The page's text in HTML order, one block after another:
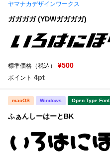
ヤマナカデザインワークス
ガガガガ (YDWガガガガ)
標準価格（税込） ¥500
ポイント 4pt
macOS Windows Open Type Font
ふぁんしーはーとBK